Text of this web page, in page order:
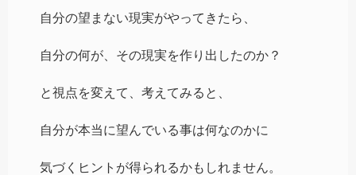
自分の望まない現実がやってきたら、
自分の何が、その現実を作り出したのか？
と視点を変えて、考えてみると、
自分が本当に望んでいる事は何なのかに
気づくヒントが得られるかもしれません。